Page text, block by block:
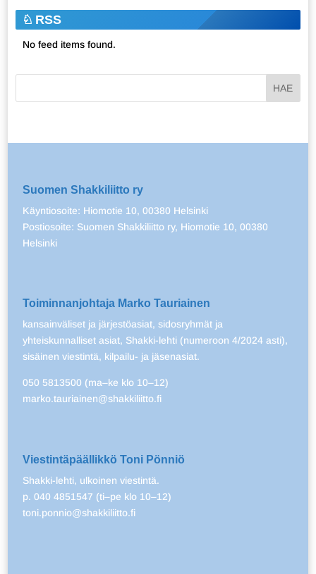
RSS
No feed items found.
Suomen Shakkiliitto ry
Käyntiosoite: Hiomotie 10, 00380 Helsinki
Postiosoite: Suomen Shakkiliitto ry, Hiomotie 10, 00380
Helsinki
Toiminnanjohtaja Marko Tauriainen
kansainväliset ja järjestöasiat, sidosryhmät ja
yhteiskunnalliset asiat, Shakki-lehti (numeroon 4/2024 asti),
sisäinen viestintä, kilpailu- ja jäsenasiat.
050 5813500 (ma–ke klo 10–12)
marko.tauriainen@shakkiliitto.fi
Viestintäpäällikkö Toni Pönniö
Shakki-lehti, ulkoinen viestintä.
p. 040 4851547 (ti–pe klo 10–12)
toni.ponnio@shakkiliitto.fi